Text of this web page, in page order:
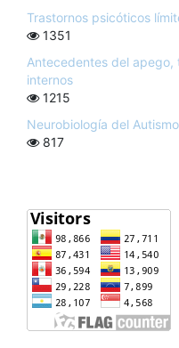
Trastornos psicóticos
1351
Antecedentes del
internos
1215
Neurobiología del Autismo
817